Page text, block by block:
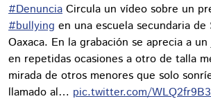
#Denuncia Circula un vídeo sobre un
#bullying en una escuela secundaria de
Oaxaca. En la grabación se aprecia a
en repetidas ocasiones a otro de talla
mirada de otros menores que solo
llamado al… pic.twitter.com/